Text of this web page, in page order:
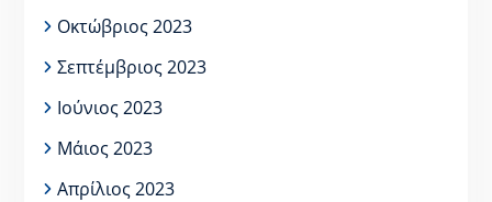
Οκτώβριος 2023
Σεπτέμβριος 2023
Ιούνιος 2023
Μάιος 2023
Απρίλιος 2023